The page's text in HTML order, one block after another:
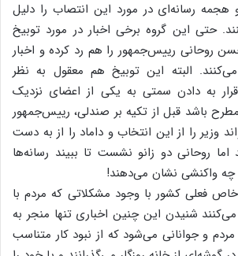
و هجمه رسانه‌ای در مورد این انتصاب را دلیل
حتی این گروه برخی اخبار در مورد توبیخ
روحانی رییس‌جمهور را هم رد کرده و اخبار
البته این توبیخ هم معقول به نظر
به دادن سمتی به یکی از اعضای نزدیک
باشد قبل از تکیه بر صندلی‌، رییس‌جمهور
وزیر را از این انتخاب و داماد را از به دست
روحانی دو زانو نشست تا ببیند رسانه‌ها
واکنشی نشان می‌دهند!
فعلی کشور با وجود مشکلاتی که مردم با
شنیدن این چنین اخباری تنها منجر به
و جوانانی می‌شود که از نبود کار متناسب